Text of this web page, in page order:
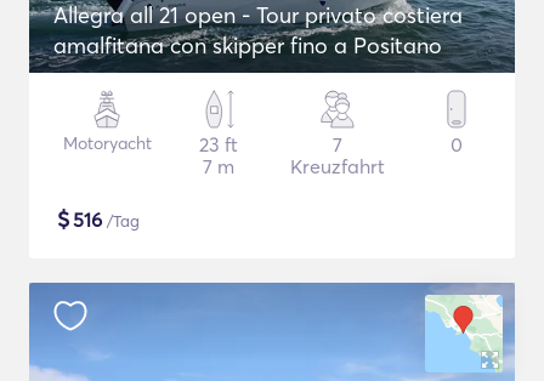
Allegra all 21 open - Tour privato costiera
amalfitana con skipper fino a Positano
Motoryacht
23 ft
7 m
7
Kreuzfahrt
0
$516 /Tag